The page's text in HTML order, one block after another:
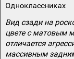
Одноклассниках
Вид сзади на
цвете с матовым
отличается
массивным